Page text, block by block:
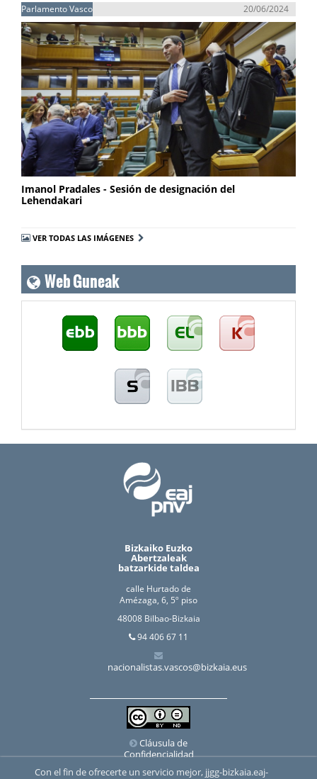
Parlamento Vasco 20/06/2024
Imanol Pradales - Sesión de designación del
Lehendakari
VER TODAS LAS IMÁGENES
Web Guneak
Bizkaiko Euzko
Abertzaleak
batzarkide taldea
calle Hurtado de
Amézaga, 6, 5º piso
48008 Bilbao-Bizkaia
94 406 67 11
nacionalistas.vascos@bizkaia.eus
Cláusula de
Confidencialidad
Con el fin de ofrecerte un servicio mejor, jjgg-bizkaia.eaj-